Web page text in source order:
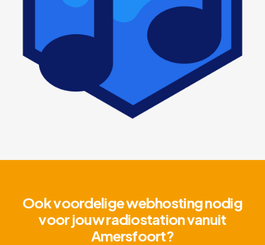
Ook voordelige webhosting nodig
voor jouw radiostation vanuit
Amersfoort?